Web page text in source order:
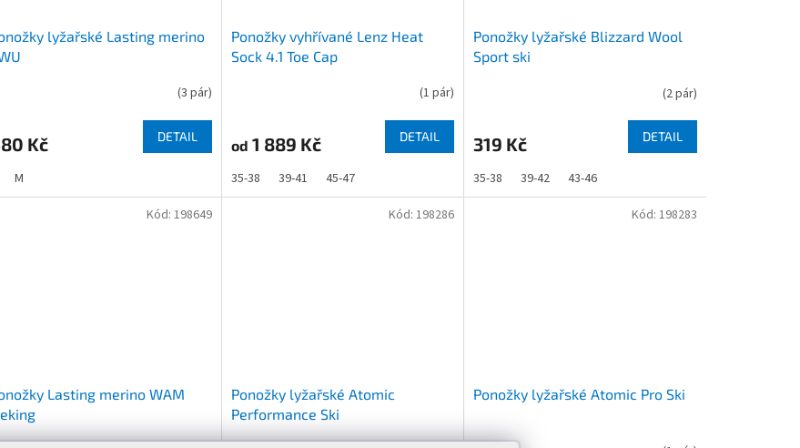
lyžařské Lasting merino
(3 pár)
Kč DETAIL
M
Ponožky vyhřívané Lenz Heat
Sock 4.1 Toe Cap
(1 pár)
od 1 889 Kč DETAIL
35-38 39-41 45-47
Ponožky lyžařské Blizzard Wool
Sport ski
(2 pár)
319 Kč DETAIL
35-38 39-42 43-46
Lasting merino WAM
Kód: 198649
Ponožky lyžařské Atomic
Performance Ski
Kód: 198286
Ponožky lyžařské Atomic Pro Ski
Kód: 198283